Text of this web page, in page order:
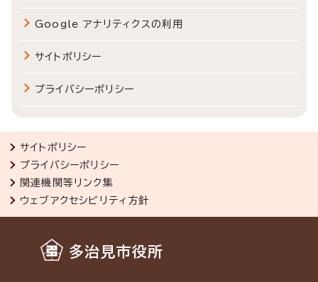
Google アナリティクスの利用
サイトポリシー
プライバシーポリシー
サイトポリシー
プライバシーポリシー
関連機関等リンク集
ウェブアクセシビリティ方針
多治見市役所